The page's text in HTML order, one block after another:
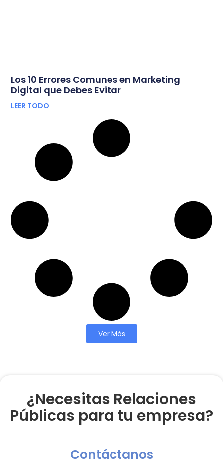
Los 10 Errores Comunes en Marketing
Digital que Debes Evitar
LEER TODO
Ver Más
¿Necesitas Relaciones
Públicas para tu empresa?
Contáctanos